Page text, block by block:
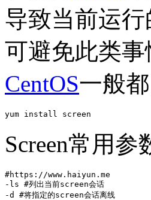
导致当前运
可避免此类事
CentOS一般
yum install screen
Screen常用参
#https://www.haiyun.me
-ls #列出当前screen会话
-d #将指定的screen会话离线